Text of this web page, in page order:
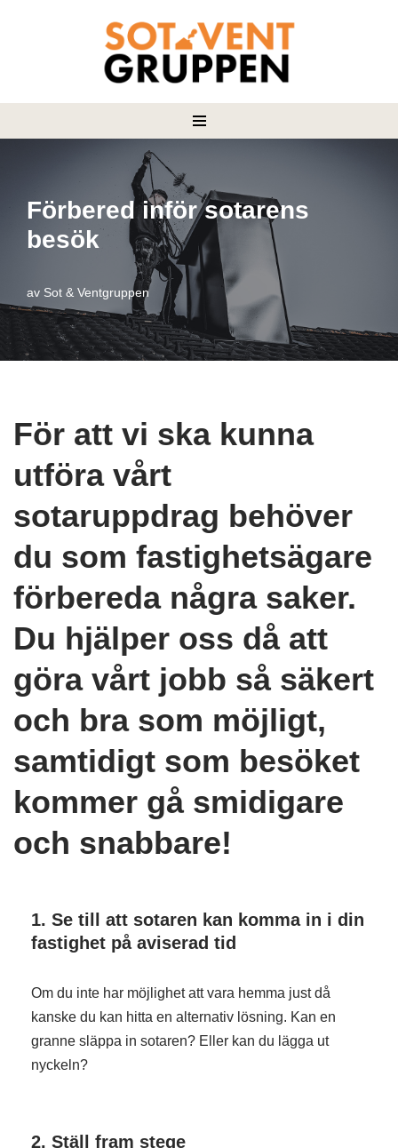
Förbered inför sotarens
besök
av Sot & Ventgruppen
För att vi ska kunna
utföra vårt
sotaruppdrag behöver
du som fastighetsägare
förbereda några saker.
Du hjälper oss då att
göra vårt jobb så säkert
och bra som möjligt,
samtidigt som besöket
kommer gå smidigare
och snabbare!
1. Se till att sotaren kan komma in i din
fastighet på aviserad tid
Om du inte har möjlighet att vara hemma just då
kanske du kan hitta en alternativ lösning. Kan en
granne släppa in sotaren? Eller kan du lägga ut
nyckeln?
2. Ställ fram stege